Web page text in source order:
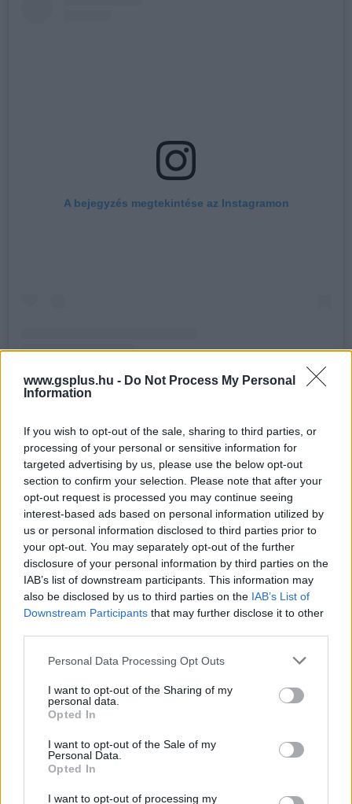
www.gsplus.hu - Do Not Process My Personal
Information
If you wish to opt-out of the sale, sharing to third parties, or
processing of your personal or sensitive information for
targeted advertising by us, please use the below opt-out
section to confirm your selection. Please note that after your
opt-out request is processed you may continue seeing
interest-based ads based on personal information utilized by
us or personal information disclosed to third parties prior to
your opt-out. You may separately opt-out of the further
disclosure of your personal information by third parties on the
IAB’s list of downstream participants. This information may
also be disclosed by us to third parties on the IAB’s List of
Downstream Participants that may further disclose it to other
Please note that this website/app uses one or more Google
not limited to your visit or usage behaviour. You may click to
grant or deny consent to Google and its third-party tags to
use your data for below specified purposes in below Google
consent section.
Personal Data Processing Opt Outs
I want to opt-out of the Sharing of my
personal data.
Opted In
I want to opt-out of the Sale of my
Personal Data.
Opted In
I want to opt-out of processing my
A bejegyzés megtekintése az Instagramon
Joella (@thejoelladynasty) által megosztott bejegyzés
A GameStar YouTube csatornája csak rád vár!
Videótesztek, magyarázók, érdekességek,
beszélgetések, livestreamek, végigjátszások,
magyar feliratos előzetesek.
Feliratkozom
Csatornatag leszek
SMASH by Meló-Diák: Homok, zene és a nyár legjobb
hangulata – Jön a második forduló! (X)
Július végén folytatódik a balatoni strandröplabda-
sorozat.